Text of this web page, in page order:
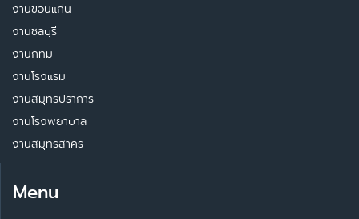
งานขอนแก่น
งานชลบุรี
งานกทม
งานโรงแรม
งานสมุทรปราการ
งานโรงพยาบาล
งานสมุทรสาคร
Menu